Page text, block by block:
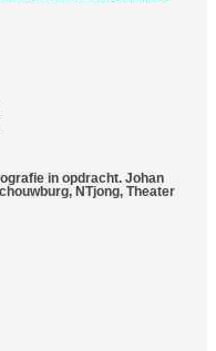
in opdracht. Johan
NTjong, Theater